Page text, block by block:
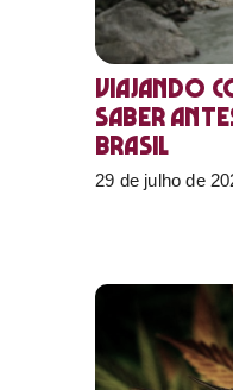
Viajando
saber
Brasil
29 de julho de